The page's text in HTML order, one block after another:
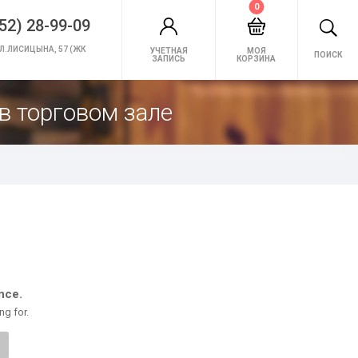
28-99-09
57 (ЖК
УЧЕТНАЯ
ЗАПИСЬ
МОЯ
КОРЗИНА
0
ПОИСК
торговом зале
for.